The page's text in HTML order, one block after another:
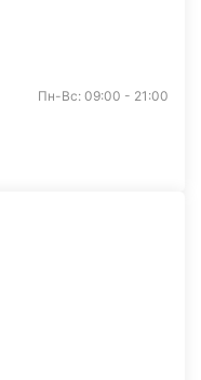
Пн-Вс: 09:00 - 21:00